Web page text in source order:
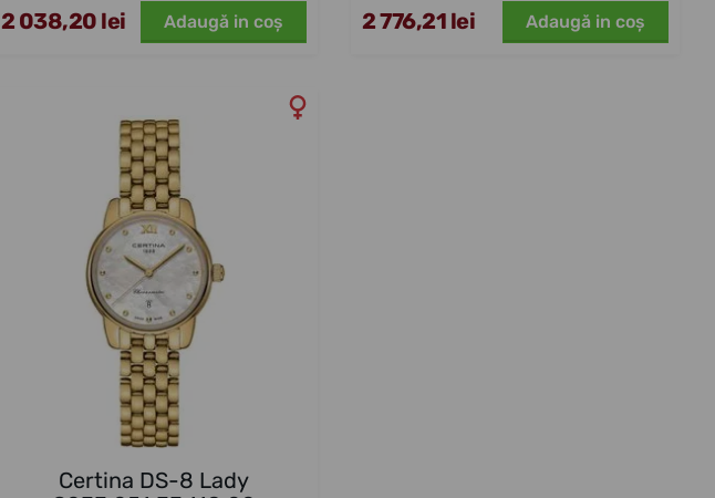
2 038,20 lei Adaugă in coş 2 776,21 lei Adaugă in coş
Certina DS-8 Lady